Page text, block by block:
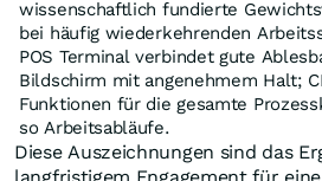
wissenschaftlich fundierte
bei häufig wiederkehrenden
POS Terminal verbindet gute
Bildschirm mit angenehmem Halt;
Funktionen für die gesamte
so Arbeitsabläufe.
Diese Auszeichnungen sind das